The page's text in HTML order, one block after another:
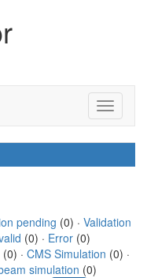
pending (0) · Validation
(0) · Error (0)
(0) · CMS Simulation (0) ·
simulation (0)